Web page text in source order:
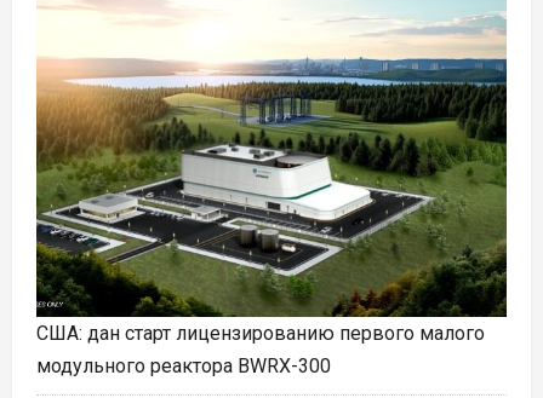
США: дан старт лицензированию первого малого
модульного реактора BWRX-300